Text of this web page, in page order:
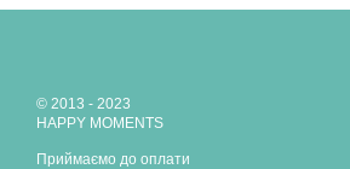
© 2013 - 2023
HAPPY MOMENTS
Приймаємо до оплати